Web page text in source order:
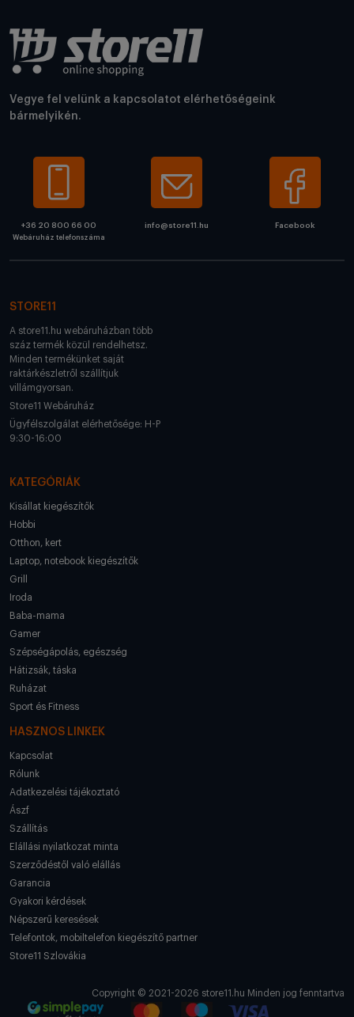
Vegye fel velünk a kapcsolatot elérhetőségeink
bármelyikén.
+36 20 800 66 00
Webáruház telefonszáma
info@store11.hu Facebook
STORE11
A store11.hu webáruházban több
száz termék közül rendelhetsz.
Minden termékünket saját
raktárkészletről szállítjuk
villámgyorsan.
Store11 Webáruház
Ügyfélszolgálat elérhetősége: H-P
9:30-16:00
KATEGÓRIÁK
Kisállat kiegészítők
Hobbi
Otthon, kert
Laptop, notebook kiegészítők
Grill
Iroda
Baba-mama
Gamer
Szépségápolás, egészség
Hátizsák, táska
Ruházat
Sport és Fitness
HASZNOS LINKEK
Kapcsolat
Rólunk
Adatkezelési tájékoztató
Ászf
Szállítás
Elállási nyilatkozat minta
Szerződéstől való elállás
Garancia
Gyakori kérdések
Népszerű keresések
Telefontok, mobiltelefon kiegészítő partner
Store11 Szlovákia
Copyright © 2021-2026 store11.hu Minden jog fenntartva